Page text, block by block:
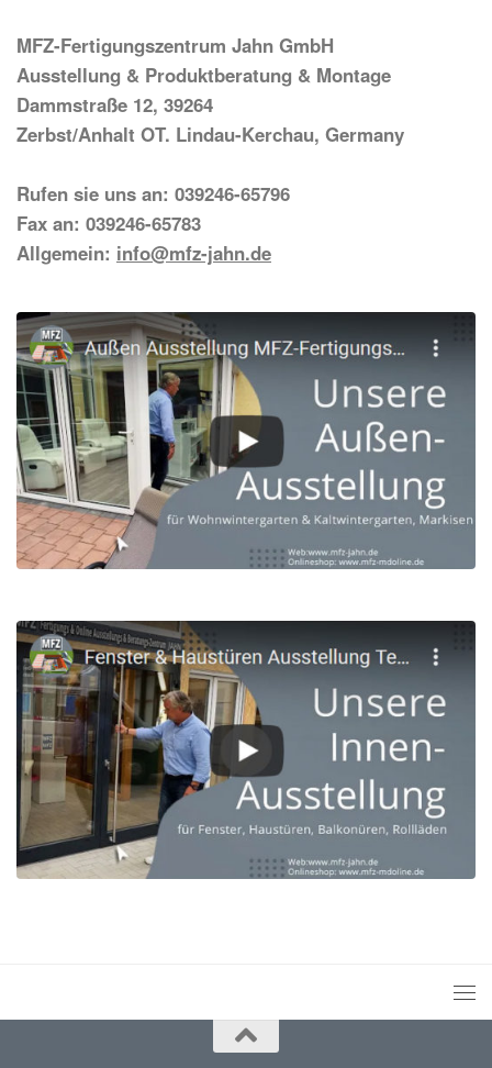
MFZ-Fertigungszentrum Jahn GmbH
Ausstellung & Produktberatung & Montage
Dammstraße 12, 39264
Zerbst/Anhalt OT. Lindau-Kerchau, Germany
Rufen sie uns an: 039246-65796
Fax an: 039246-65783
Allgemein: info@mfz-jahn.de